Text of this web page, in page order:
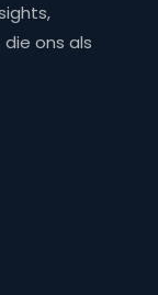
ons als